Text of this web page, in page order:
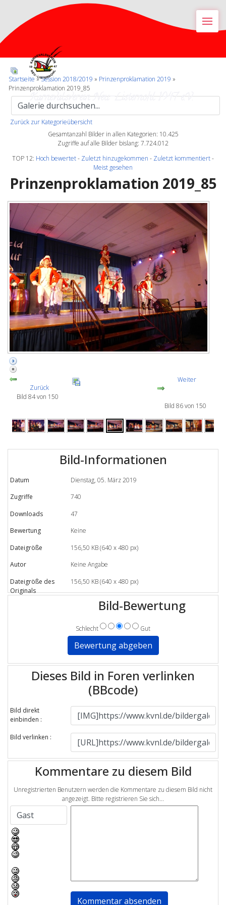
Karnevalsverein Neu-Listernohl 1947 e.V.
Startseite»Session 2018/2019 » Prinzenproklamation 2019 »
Prinzenproklamation 2019_85
Zurück zur Kategorieübersicht
Gesamtanzahl Bilder in allen Kategorien: 10.425
Zugriffe auf alle Bilder bislang: 7.724.012
TOP 12: Hoch bewertet- Zuletzt hinzugekommen - Zuletzt kommentiert-
Meist gesehen
Prinzenproklamation 2019_85
Zurück
Bild 84 von 150
Weiter
Bild 86 von 150
Bild-Informationen
Datum
Dienstag, 05. März 2019
Zugriffe
740
Downloads
47
Bewertung
Keine
Dateigröße
156,50 KB (640 x 480 px)
Autor
Keine Angabe
Dateigröße des
Originals
156,50 KB (640 x 480 px)
Bild-Bewertung
Schlecht Gut
Dieses Bild in Foren verlinken
(BBcode)
Bild direkt
einbinden :
Bild verlinken :
Kommentare zu diesem Bild
Unregistrierten Benutzern werden die Kommentare zu diesem Bild nicht
angezeigt. Bitte registrieren Sie sich...